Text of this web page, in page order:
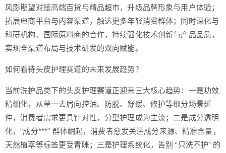
风影期望对接高端百货与精品超市，升级品牌形象与用户体验；
拓展电商平台与内容渠道，触达更多年轻消费群体；同时深化与
科研机构、国际原料商的合作，持续强化技术创新与产品品质，
实现全渠道布局与技术研发的双向赋能。
如何看待头皮护理赛道的未来发展趋势？
当前洗护品类下的头皮护理赛道正迎来三大核心趋势：一是功效
精细化，从单一去屑向控油、防脱、舒缓、修护等细分场景延
伸，消费者需求更具针对性，分型护理成为主流；二是成分透明
化，“成分***” 群体崛起，消费者愈发关注成分来源、精准含量，
天然植萃等标签更受青睐；三是护理系统化，告别 “只洗不护” 的